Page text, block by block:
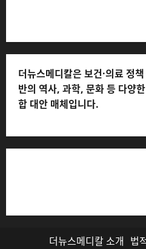
더뉴스메디칼은 보건·의료 정
반의 역사, 과학, 문화 등 다양
합 대안 매체입니다.
더뉴스메디칼 소개 법